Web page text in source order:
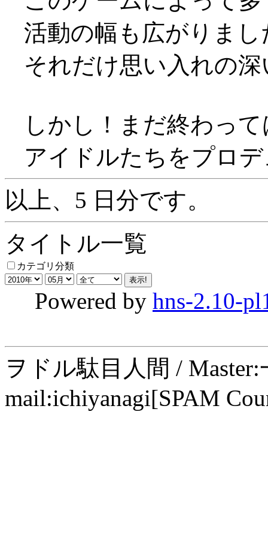
活動の幅も広がりま
それだけ思い入れの
しかし！まだ終わっ
アイドルたちをプロ
以上、5 日分です。
タイトル一覧
カテゴリ分類
Powered by hns-2.10-
ヲドル駄目人間 /
mail:ichiyanagi[SPAM